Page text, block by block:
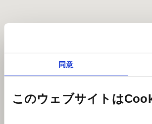
同意
このウェブサイトは